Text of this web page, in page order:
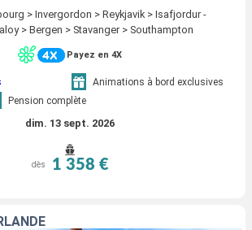
> Invergordon > Reykjavik > Isafjordur -
> Bergen > Stavanger > Southampton
Payez en 4X
Animations à bord exclusives
Pension complète
dim. 13 sept. 2026
dès 1 358 €